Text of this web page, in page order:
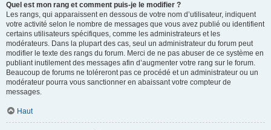
Quel est mon rang et comment puis-je le modifier ?
Les rangs, qui apparaissent en dessous de votre nom d’utilisateur, indiquent
votre activité selon le nombre de messages que vous avez publié ou identifient
certains utilisateurs spécifiques, comme les administrateurs et les
modérateurs. Dans la plupart des cas, seul un administrateur du forum peut
modifier le texte des rangs du forum. Merci de ne pas abuser de ce système en
publiant inutilement des messages afin d’augmenter votre rang sur le forum.
Beaucoup de forums ne toléreront pas ce procédé et un administrateur ou un
modérateur pourra vous sanctionner en abaissant votre compteur de
messages.
Haut